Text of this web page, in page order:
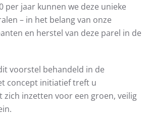
per jaar kunnen we deze unieke
– in het belang van onze
en herstel van deze parel in de
voorstel behandeld in de
concept initiatief treft u
zich inzetten voor een groen, veilig